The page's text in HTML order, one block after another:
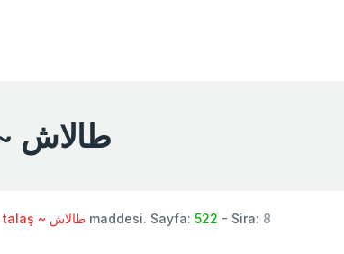
talaş ~ طالاش
talaş ~ طالاش maddesi. Sayfa: 522 - Sira: 8